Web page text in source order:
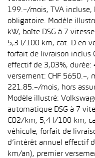
199.–/mois, TVA incluse,
obligatoire. Modèle
kW, boîte DSG à 7
5,3 l/100 km, cat. D en
forfait de livraison inclus
effectif de 3,03%,
versement: CHF 5650.–,
221.85.–/mois, hors
Modèle illustré:
automatique DSG à 7
CO2/km, 5,4 l/100 km,
véhicule, forfait de
d’intérêt annuel effectif
km/an), premier